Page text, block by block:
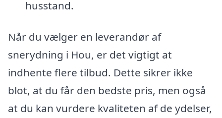
husstand.
Når du vælger en leverandør af
snerydning i Hou, er det vigtigt at
indhente flere tilbud. Dette sikrer ikke
blot, at du får den bedste pris, men også
at du kan vurdere kvaliteten af de ydelser,